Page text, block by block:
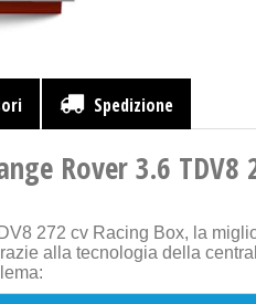
Spedizione
Rover 3.6 TDV8
272 cv Racing Box, la
alla tecnologia della